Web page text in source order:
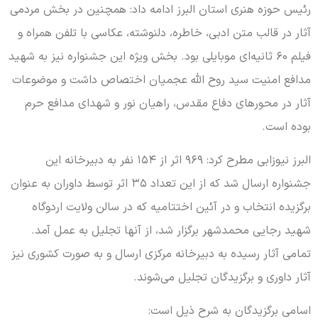
رئیس حوزه هنری استان البرز ادامه داد: همچنین در بخش مردمی
آثار در قالب متن ادبی، خاطره، دلنوشته، عکاسی با تلفن همراه و
فیلم ۶۰ ثانیه‌ای موبایلی بود. بخش ویژه این جشنواره نیز به شهید
مدافع امنیت سید روح الله عجمیان اختصاص داشت و موضوعات
آثار در محورهای دفاع مقدس، راهیان نور و شهدای مدافع حرم
بوده است.
البرز نیوزابی مطرح کرد: ۹۶۹ اثر از ۱۵۴ نفر به دبیرخانه این
جشنواره ارسال شد که از این تعداد ۳۵ اثر توسط داوران به عنوان
برگزیده انتخاب و در آئین اختتامیه که در سالن ولایت اردوگاه
شهید رجایی محمدشهر برگزار شد، از آنها تجلیل به عمل آمد.
تمامی آثار رسیده به دبیرخانه مرکزی ارسال و به صورت کشوری نیز
آثار داوری و برگزیدگان تجلیل می‌شوند.
اسامی برگزیدگان به شرح ذیل است: